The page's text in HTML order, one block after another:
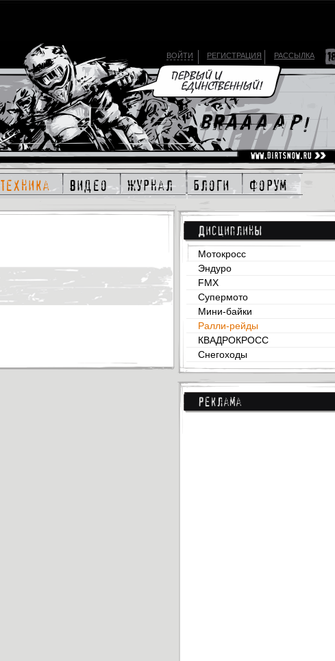
техника видео журнал блоги форум
ВОЙТИ РЕГИСТРАЦИЯ РАССЫЛКА
Дисциплины
Мотокросс
Эндуро
FMX
Супермото
Мини-байки
Ралли-рейды
КВАДРОКРОСС
Снегоходы
Реклама